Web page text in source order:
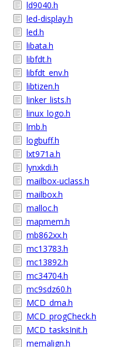
ld9040.h
led-display.h
led.h
libata.h
libfdt.h
libfdt_env.h
libtizen.h
linker_lists.h
linux_logo.h
lmb.h
logbuff.h
lxt971a.h
lynxkdi.h
mailbox-uclass.h
mailbox.h
malloc.h
mapmem.h
mb862xx.h
mc13783.h
mc13892.h
mc34704.h
mc9sdz60.h
MCD_dma.h
MCD_progCheck.h
MCD_tasksInit.h
memalign.h